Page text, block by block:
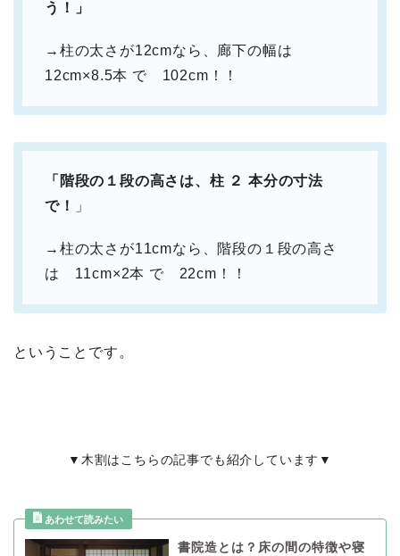
う！」
→柱の太さが12cmなら、廊下の幅は
12cm×8.5本 で 102cm！！
「階段の１段の高さは、柱 ２ 本分の寸法
で！
」
→柱の太さが11cmなら、階段の１段の高さ
は 11cm×2本 で 22cm！！
ということです。
▼木割はこちらの記事でも紹介しています▼
書院造とは？床の間の特徴や寝